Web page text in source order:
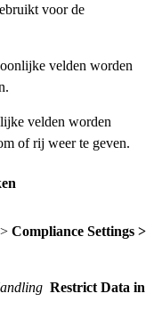
voor de
velden worden
velden worden
of rij weer te geven.
> Compliance Settings >
Restrict Data in